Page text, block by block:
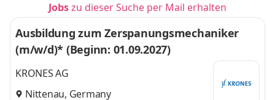
Jobszu dieser Suche per Mail erhalten
Ausbildung zum Zerspanungsmechaniker
(m/w/d)* (Beginn: 01.09.2027)
KRONES AG
Nittenau, Germany